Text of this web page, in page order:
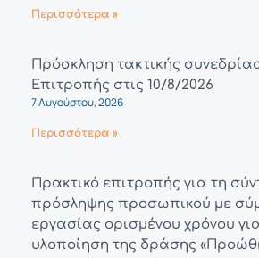
Περισσότερα »
Πρόσκληση τακτικής
Επιτροπής στις 10/8/2026
7 Αυγούστου, 2026
Περισσότερα »
Πρακτικό επιτροπής για τη
πρόσληψης προσωπικού με
εργασίας ορισμένου χρόνου
υλοποίηση της δράσης